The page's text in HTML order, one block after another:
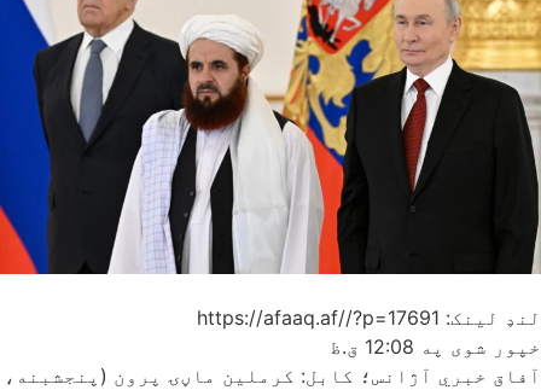
لنډ لینک: https://afaaq.af//?p=17691
خپور شوی په 12:08 ق.ظ
آفاق خبري آژانس؛ کابل: کرملین ماڼۍ پرون (پنجشبنه،